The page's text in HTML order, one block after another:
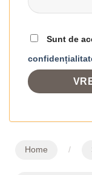
Home /
Sunt de